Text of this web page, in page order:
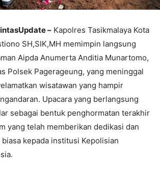
– Kapolres Tasikmalaya Kota
SH,SIK,MH memimpin langsung
Aipda Anumerta Anditia Munartomo,
Polsek Pagerageung, yang meninggal
wisatawan yang hampir
Upacara yang berlangsung
sebagai bentuk penghormatan terakhir
yang telah memberikan dedikasi dan
kepada institusi Kepolisian